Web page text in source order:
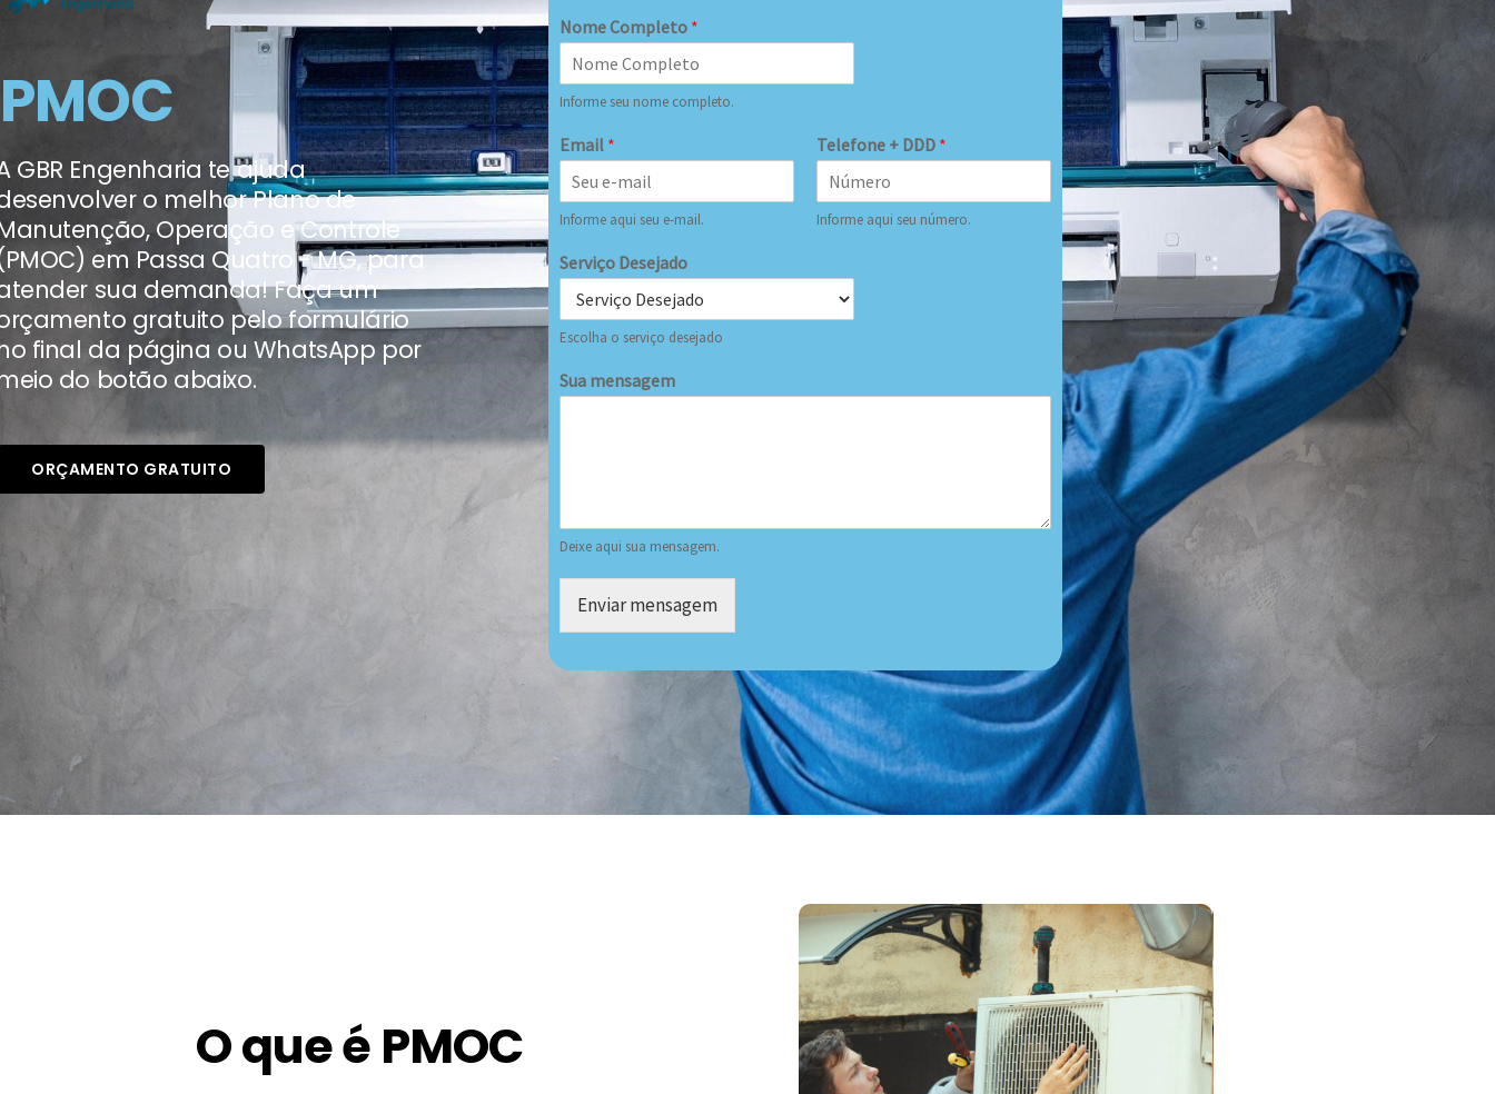
PMOC
GBR Engenharia te ajuda
o melhor Plano de
Operação e Controle
em Passa Quatro - MG, para
sua demanda! Faça um
gratuito pelo formulário
final da página ou WhatsApp por
do botão abaixo.
ORÇAMENTO GRATUITO
Nome Completo *
Informe seu nome completo.
Email *
Informe aqui seu e-mail.
Telefone + DDD *
Informe aqui seu número.
Serviço Desejado
Escolha o serviço desejado
Sua mensagem
Deixe aqui sua mensagem.
Enviar mensagem
O que é PMOC